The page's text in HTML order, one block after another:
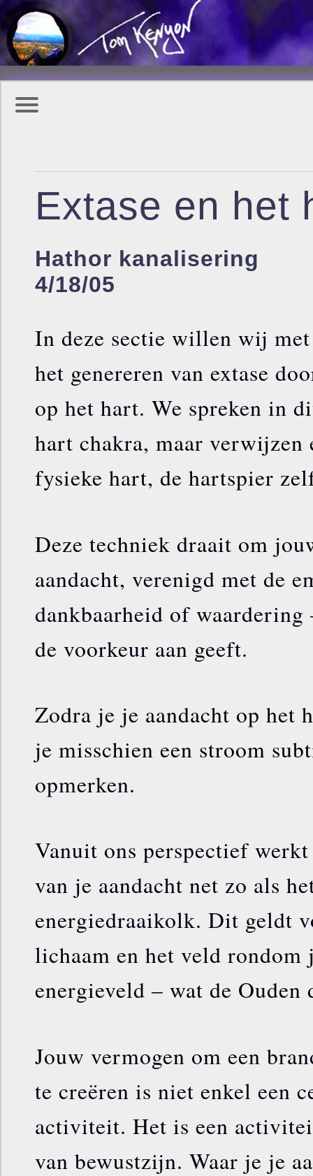
Extase en het
Hathor kanalisering
4/18/05
In deze sectie willen wij
het genereren van extase
op het hart. We spreken in
hart chakra, maar verwijzen
fysieke hart, de hartspier
Deze techniek draait om
aandacht, verenigd met de
dankbaarheid of waardering
de voorkeur aan geeft.
Zodra je je aandacht op het
je misschien een stroom
opmerken.
Vanuit ons perspectief
van je aandacht net zo als
energiedraaikolk. Dit geldt
lichaam en het veld
energieveld – wat de Ouden
Jouw vermogen om een
te creëren is niet enkel een
activiteit. Het is een
van bewustzijn. Waar je je